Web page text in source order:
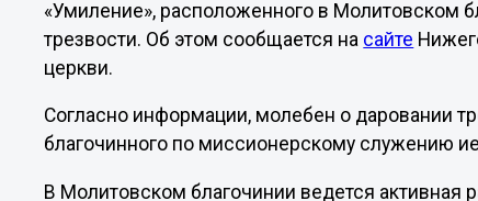
«Умиление», расположенного в Молитовском
трезвости. Об этом сообщается на сайте
церкви.
Согласно информации, молебен о даровании
благочинного по миссионерскому служению
В Молитовском благочинии ведется активная